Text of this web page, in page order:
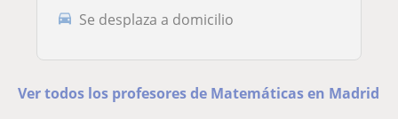
Se desplaza a domicilio
Ver todos los profesores de Matemáticas en Madrid